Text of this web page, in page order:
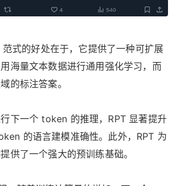
式的好处在于，它提供了一种可扩展
海量文本数据进行通用强化学习，而
的标注答案。
下一个 token 的推理，RPT 显著提升
的语言建模准确性。此外，RPT 为
供了一个强大的预训练基础。